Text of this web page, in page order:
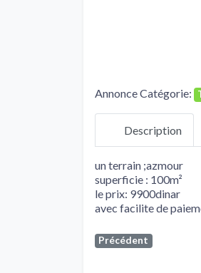
Annonce Catégorie:
Description
un terrain ;azmour
superficie : 100m²
le prix: 9900dinar
avec facilite de
Précédent